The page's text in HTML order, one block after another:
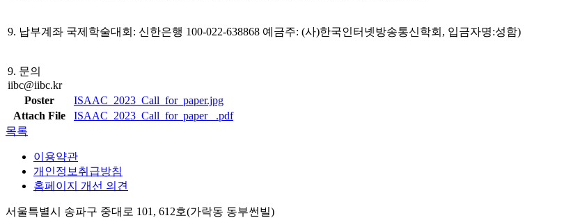
9. 납부계좌 국제학술대회: 신한은행 100-022-638868 예금주: (사)한국인터넷방송통신학회, 입금자명:성함)
9. 문의
iibc@iibc.kr
Poster
ISAAC_2023_Call_for_paper.jpg
Attach File
ISAAC_2023_Call_for_paper _.pdf
목록
이용약관
개인정보취급방침
홈페이지 개선 의견
서울특별시 송파구 중대로 101, 612호(가락동 동부썬빌)